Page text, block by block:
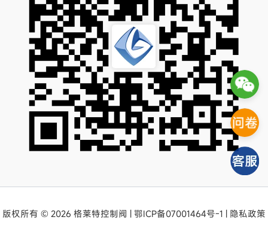
版权所有 © 2026 格莱特控制阀 | 鄂ICP备07001464号-1 隐私政策